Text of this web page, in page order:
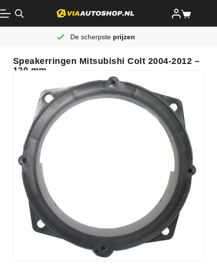
De scherpste prijzen
Speakerringen Mitsubishi Colt 2004-2012 –
130 mm